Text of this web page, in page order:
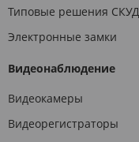
Типовые решения СКУД
Электронные замки
Видеонаблюдение
Видеокамеры
Видеорегистраторы